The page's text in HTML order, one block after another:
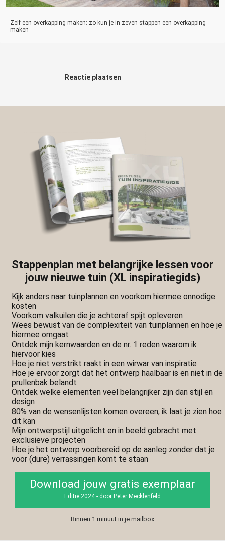
Zelf een overkapping maken: zo kun je in zeven stappen een overkapping
maken
Reactie plaatsen
Stappenplan met belangrijke lessen voor
jouw nieuwe tuin (XL inspiratiegids)
Kijk anders naar tuinplannen en voorkom hiermee onnodige
kosten
Voorkom valkuilen die je achteraf spijt opleveren
Wees bewust van de complexiteit van tuinplannen en hoe je
hiermee omgaat
Ontdek mijn kernwaarden en de nr. 1 reden waarom ik
hiervoor kies
Hoe je niet verstrikt raakt in een wirwar van inspiratie
Hoe je ervoor zorgt dat het ontwerp haalbaar is en niet in de
prullenbak belandt
Ontdek welke elementen veel belangrijker zijn dan stijl en
design
80% van de wensenlijsten komen overeen, ik laat je zien hoe
dit kan
Mijn ontwerpstijl uitgelicht en in beeld gebracht met
exclusieve projecten
Hoe je het ontwerp voorbereid op de aanleg zonder dat je
voor (dure) verrassingen komt te staan
Download jouw gratis exemplaar
Editie 2024 - door Peter Mecklenfeld
Binnen 1 minuut in je mailbox